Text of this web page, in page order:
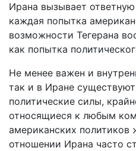
Ирана вызывает
каждая попытка
возможности Тегерана
как попытка
Не менее важен и
так и в Иране
политические силы,
относящиеся к любым
американских политиков
отношении Ирана часто